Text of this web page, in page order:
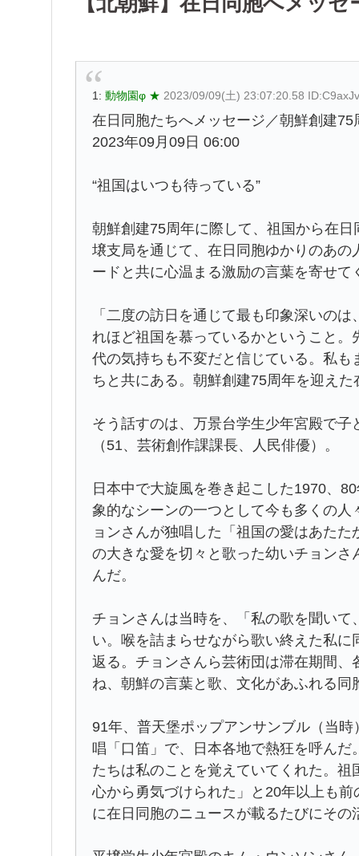
1: 動物園φ ★ 2023/09/09(土) 23:07:20.58
在日同胞たちへメッセージ／朝鮮創建75
2023年09月09日 06:00
“祖国はいつも待っている”
朝鮮創建75周年に際して、祖国から在
壌支局を通じて、在日同胞ゆかりのあ
ードと共に心温まる激励の言葉を寄せて
「二度の訪日を通じて最も印象深いの
れほど祖国を慕っているかということ
代の気持ちも不変だと信じている。私
ちと共にある。朝鮮創建75周年を迎え
そう話すのは、万景台学生少年宮殿で
（51、芸術創作課課長、人民俳優）。
日本中で大旋風を巻き起こした1970、
象的なシーンの一つとして今も多くの
ョンさんが独唱した「祖国の愛はあた
の大きな愛を切々と歌った幼いチョン
んだ。
チョンさんは当時を、「私の歌を聞い
い。喉を詰まらせながら歌い終えた私
返る。チョンさんら芸術団は滞在期間
ね、朝鮮の言葉と歌、文化があふれる
91年、普天堡ポップアンサンブル（当
唱「口笛」で、日本各地で熱狂を呼ん
たちは私のことを覚えていてくれた。
心から勇気づけられた」と20年以上も
に在日同胞のニュースが載るたびにそ